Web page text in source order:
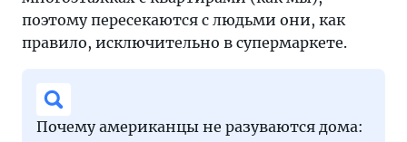
поэтому пересекаются с людьми они, как
правило, исключительно в супермаркете.
Почему американцы не разуваются дома: